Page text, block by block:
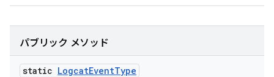
パブリック メソッド
static LogcatEventType